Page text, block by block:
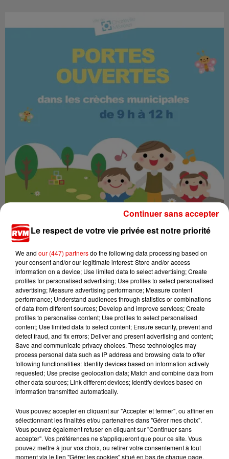
PORTES OUVERTES - CRÈCHES MUNICIPALES
Crédit :PORTES OUVERTES - CRÈCHES MUNICIPALES
PORTES OUVERTES - CRÈCHES MUNICIPALES
Ajouter à votre calendrier
Date
du6 juin 2026 à 9h00
au27 juin 2026 à 12h00
Le respect de votre vie privée est notre priorité
We and our (447) partnersdo the following data processing based on
your consent and/or our legitimate interest: Store and/or access
information on a device; Use limited data to select advertising; Create
profiles for personalised advertising; Use profiles to select personalised
advertising; Measure advertising performance; Measure content
performance; Understand audiences through statistics or combinations
of data from different sources; Develop and improve services; Create
profiles to personalise content; Use profiles to select personalised
content; Use limited data to select content; Ensure security, prevent and
detect fraud, and fix errors; Deliver and present advertising and content;
Save and communicate privacy choices. These technologies may
process personal data such as IP address and browsing data to offer
following functionalities: Identify devices based on information actively
requested; Use precise geolocation data; Match and combine data from
other data sources; Link different devices; Identify devices based on
information transmitted automatically.
Vous pouvez accepter en cliquant sur "Accepter et fermer", ou affiner en
sélectionnant les finalités et/ou partenaires dans "Gérer mes choix".
Vous pouvez également refuser en cliquant sur "Continuer sans
accepter". Vos préférences ne s'appliqueront que pour ce site. Vous
pouvez mettre à jour vos choix, ou retirer votre consentement à tout
moment via le lien "Gérer les cookies" situé en bas de chaque page.
Continuer sans accepter